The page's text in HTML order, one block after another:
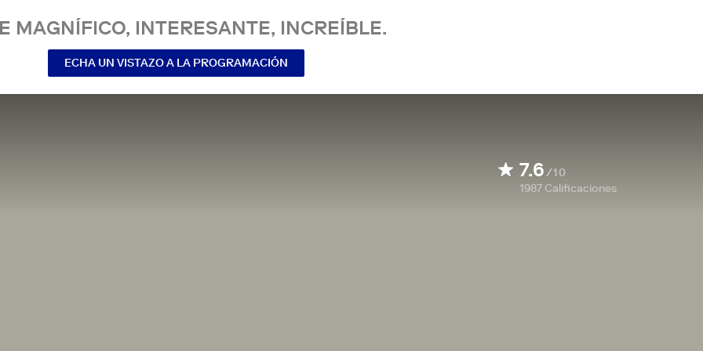
MAGNÍFICO, INTERESANTE, INCREÍBLE.
ECHA UN VISTAZO A LA PROGRAMACIÓN
7.6/10
1987 Calificaciones